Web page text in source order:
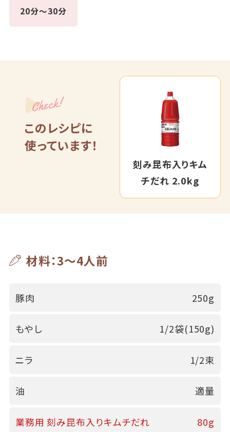
20分～30分
Check!
このレシピに
使っています！
刻み昆布入りキム
チだれ 2.0kg
材料：3～4人前
豚肉 250g
もやし 1/2袋(150g)
ニラ 1/2束
油 適量
業務用 刻み昆布入りキムチだれ 80g